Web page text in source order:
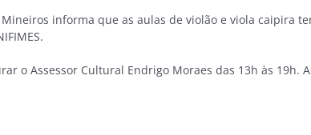
informa que as aulas de violão e viola caipira
o Assessor Cultural Endrigo Moraes das 13h às 19h.